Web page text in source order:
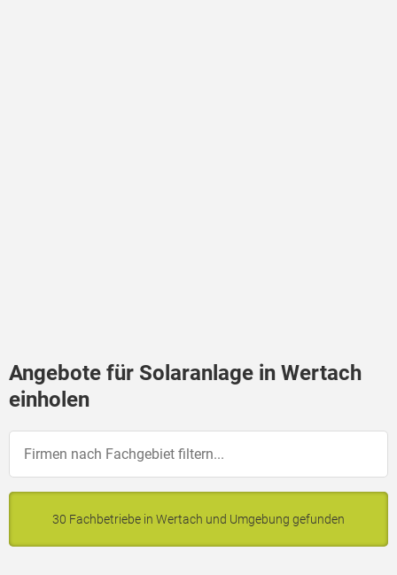
Angebote für Solaranlage in Wertach
einholen
30 Fachbetriebe in Wertach und Umgebung gefunden